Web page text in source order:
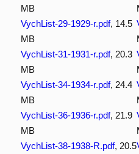
MB
VychList-29-1929-r.pdf, 14.5
MB
VychList-31-1931-r.pdf, 20.3
MB
VychList-34-1934-r.pdf, 24.4
MB
VychList-36-1936-r.pdf, 21.9
MB
VychList-38-1938-R.pdf, 20.5